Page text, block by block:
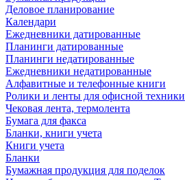
Деловое планирование
Календари
Ежедневники датированные
Планинги датированные
Планинги недатированные
Ежедневники недатированные
Алфавитные и телефонные книги
Ролики и ленты для офисной техники
Чековая лента, термолента
Бумага для факса
Бланки, книги учета
Книги учета
Бланки
Бумажная продукция для поделок